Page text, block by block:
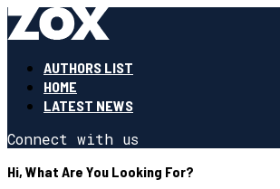
AUTHORS LIST
HOME
LATEST NEWS
Connect with us
Hi, What Are You Looking For?